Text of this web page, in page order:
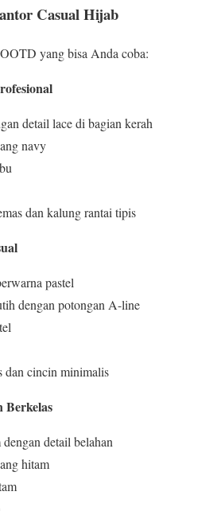
Casual Hijab
yang bisa Anda coba:
detail lace di bagian kerah
navy
dan kalung rantai tipis
pastel
dengan potongan A-line
dan cincin minimalis
Berkelas
detail belahan
hitam